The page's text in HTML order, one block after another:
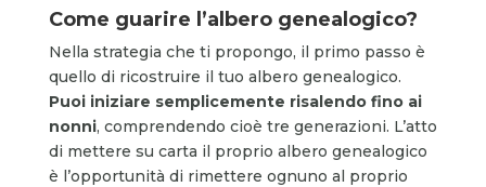
Come guarire l’albero genealogico?
Nella strategia che ti propongo, il primo passo è
quello di ricostruire il tuo albero genealogico.
Puoi iniziare semplicemente risalendo fino ai
nonni, comprendendo cioè tre generazioni. L’atto
di mettere su carta il proprio albero genealogico
è l’opportunità di rimettere ognuno al proprio